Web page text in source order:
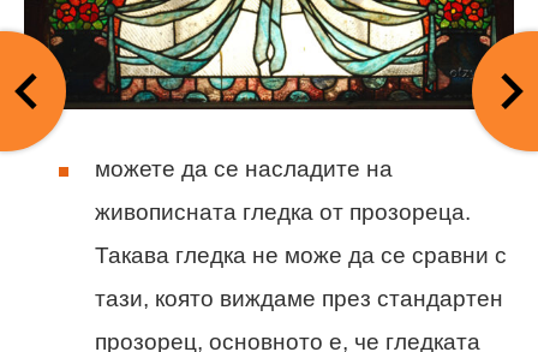
можете да се насладите на
живописната гледка от прозореца.
Такава гледка не може да се сравни с
тази, която виждаме през стандартен
прозорец, основното е, че гледката